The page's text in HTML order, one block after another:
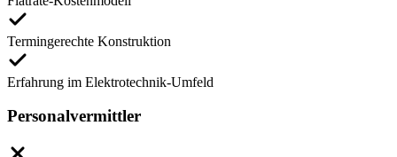
Termingerechte Konstruktion
Erfahrung im Elektrotechnik-Umfeld
Personalvermittler